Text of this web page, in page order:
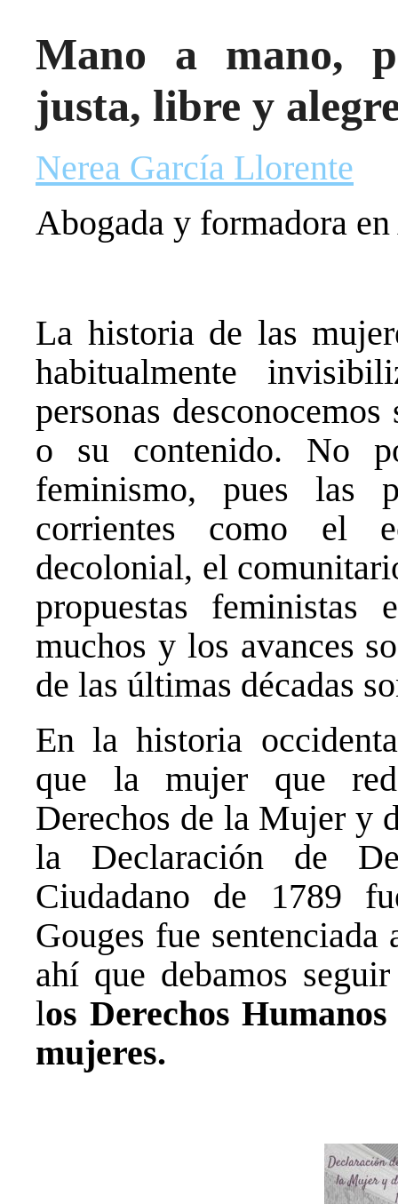
Mano a mano,
justa, libre y
Nerea García Llorente
Abogada y formadora
La historia de las
habitualmente
personas
o su contenido. No
feminismo, pues las
corrientes como el
decolonial, el
propuestas
muchos y los avances
de las últimas décadas
En la historia
que la mujer que
Derechos de la Mujer y
la Declaración de
Ciudadano de 1789
Gouges fue
ahí que debamos
los Derechos
mujeres.